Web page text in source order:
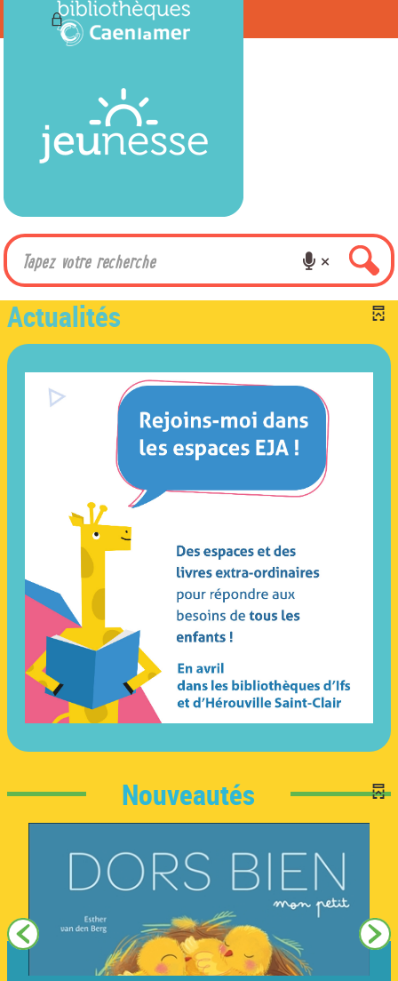
Actualités
Nouveautés